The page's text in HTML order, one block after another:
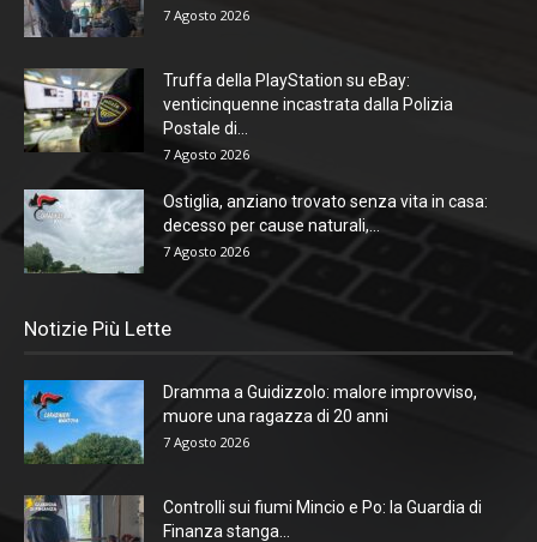
7 Agosto 2026
Truffa della PlayStation su eBay:
venticinquenne incastrata dalla Polizia
Postale di...
7 Agosto 2026
Ostiglia, anziano trovato senza vita in casa:
decesso per cause naturali,...
7 Agosto 2026
Notizie Più Lette
Dramma a Guidizzolo: malore improvviso,
muore una ragazza di 20 anni
7 Agosto 2026
Controlli sui fiumi Mincio e Po: la Guardia di
Finanza stanga...